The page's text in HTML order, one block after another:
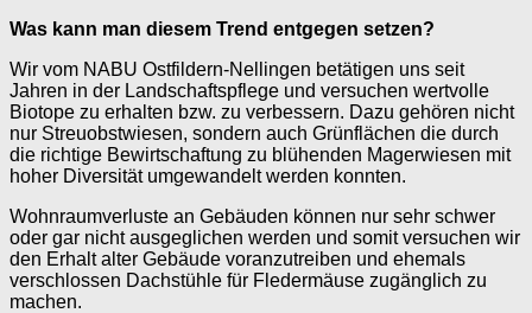
Was kann man diesem Trend entgegen setzen?
Wir vom NABU Ostfildern-Nellingen betätigen uns seit
Jahren in der Landschaftspflege und versuchen wertvolle
Biotope zu erhalten bzw. zu verbessern. Dazu gehören nicht
nur Streuobstwiesen, sondern auch Grünflächen die durch
die richtige Bewirtschaftung zu blühenden Magerwiesen mit
hoher Diversität umgewandelt werden konnten.
Wohnraumverluste an Gebäuden können nur sehr schwer
oder gar nicht ausgeglichen werden und somit versuchen wir
den Erhalt alter Gebäude voranzutreiben und ehemals
verschlossen Dachstühle für Fledermäuse zugänglich zu
machen.